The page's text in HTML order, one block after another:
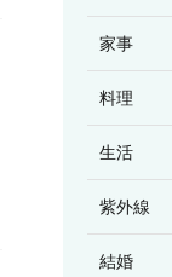
家事
料理
生活
紫外線
結婚